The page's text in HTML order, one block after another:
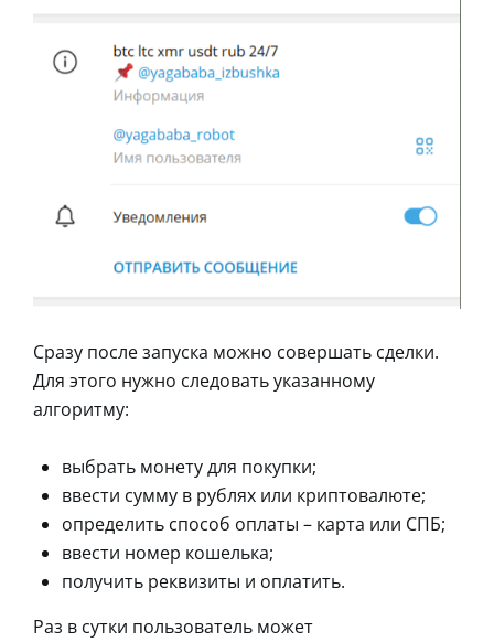
Сразу после запуска можно совершать сделки.
Для этого нужно следовать указанному
алгоритму:
выбрать монету для покупки;
ввести сумму в рублях или криптовалюте;
определить способ оплаты – карта или СПБ;
ввести номер кошелька;
получить реквизиты и оплатить.
Раз в сутки пользователь может